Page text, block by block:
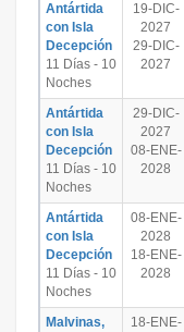
Antártida
con Isla
Decepción
11 Días - 10
Noches
19-DIC-
2027
29-DIC-
2027
Antártida
con Isla
Decepción
11 Días - 10
Noches
29-DIC-
2027
08-ENE-
2028
Antártida
con Isla
Decepción
11 Días - 10
Noches
08-ENE-
2028
18-ENE-
2028
Malvinas,
18-ENE-